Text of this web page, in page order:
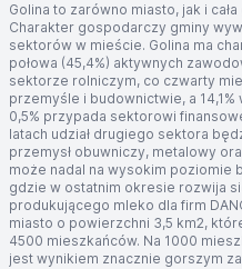
Golina to zarówno miasto, jak i
Charakter gospodarczy gminy
sektorów w mieście. Golina ma
połowa (45,4%) aktywnych
sektorze rolniczym, co czwarty
przemyśle i budownictwie, a
0,5% przypada sektorowi
latach udział drugiego sektora
przemysł obuwniczy, metalowy
może nadal na wysokim poziomie
gdzie w ostatnim okresie rozwija
produkującego mleko dla firm
miasto o powierzchni 3,5 km2,
4500 mieszkańców. Na 1000
jest wynikiem znacznie gorszym